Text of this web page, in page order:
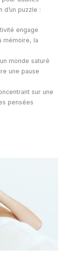
puzzle :
engage
mémoire, la
monde saturé
une pause
sur une
pensées